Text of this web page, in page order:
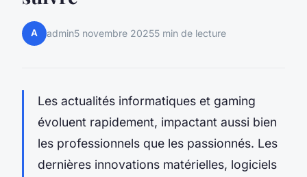
A admin5 novembre 20255 min de lecture
Les actualités informatiques et gaming
évoluent rapidement, impactant aussi bien
les professionnels que les passionnés. Les
dernières innovations matérielles, logiciels